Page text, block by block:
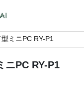
ミニPC RY-P1
ニPC RY-P1